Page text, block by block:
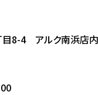
目8-4 アルク南浜店内